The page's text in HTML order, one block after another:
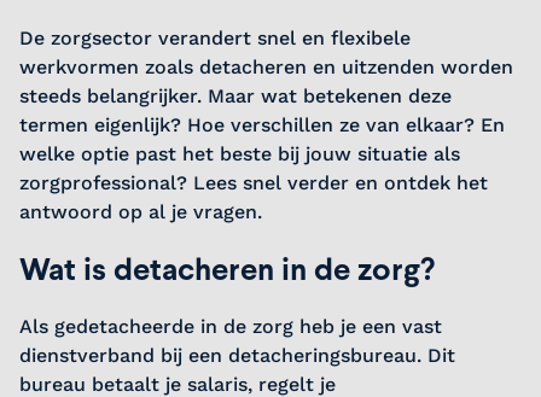
De zorgsector verandert snel en flexibele
werkvormen zoals detacheren en uitzenden worden
steeds belangrijker. Maar wat betekenen deze
termen eigenlijk? Hoe verschillen ze van elkaar? En
welke optie past het beste bij jouw situatie als
zorgprofessional? Lees snel verder en ontdek het
antwoord op al je vragen.
Wat is detacheren in de zorg?
Als gedetacheerde in de zorg heb je een vast
dienstverband bij een detacheringsbureau. Dit
bureau betaalt je salaris, regelt je